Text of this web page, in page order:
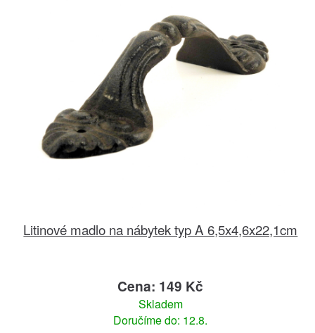
Litinové madlo na nábytek typ A 6,5x4,6x22,1cm
Cena: 149 Kč
Skladem
Doručíme do: 12.8.